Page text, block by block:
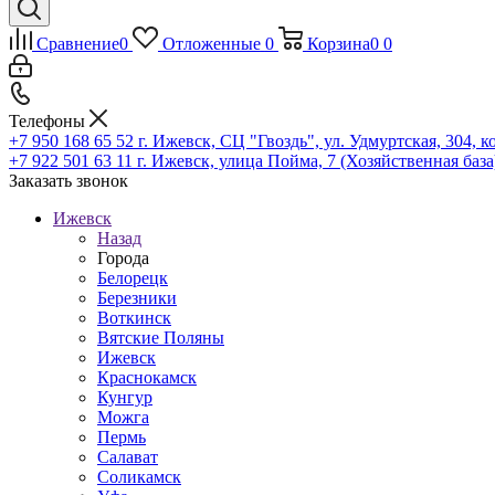
Сравнение0 Отложенные 0 Корзина0 0
Телефоны
+7 950 168 65 52 г. Ижевск, СЦ "Гвоздь", ул. Удмуртская, 304,
+7 922 501 63 11 г. Ижевск, улица Пойма, 7 (Хозяйственная
Заказать звонок
Ижевск
Назад
Города
Белорецк
Березники
Воткинск
Вятские Поляны
Ижевск
Краснокамск
Кунгур
Можга
Пермь
Салават
Соликамск